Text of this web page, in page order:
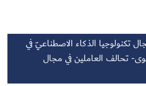
تكنولوجيا الذكاء الاصطناعيّ في
تحالف العاملين في مجال